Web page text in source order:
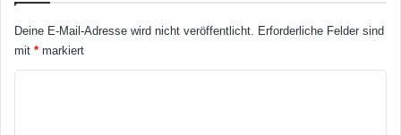
Deine E-Mail-Adresse wird nicht veröffentlicht. Erforderliche Felder sind
mit * markiert